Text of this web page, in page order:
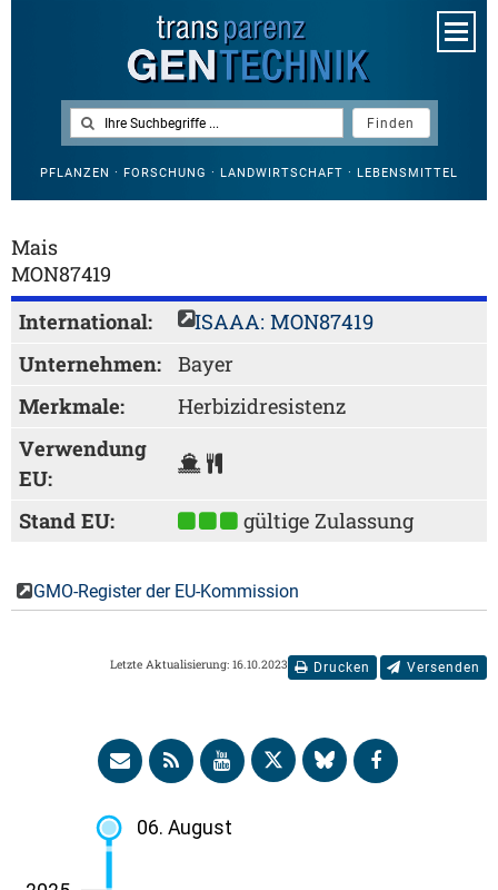
PFLANZEN · FORSCHUNG · LANDWIRTSCHAFT · LEBENSMITTEL
Mais
MON87419
International:
ISAAA: MON87419
Unternehmen:
Bayer
Merkmale:
Herbizidresistenz
Verwendung
EU:
Stand EU:
gültige Zulassung
GMO-Register der EU-Kommission
Drucken Versenden
Letzte Aktualisierung: 16.10.2023